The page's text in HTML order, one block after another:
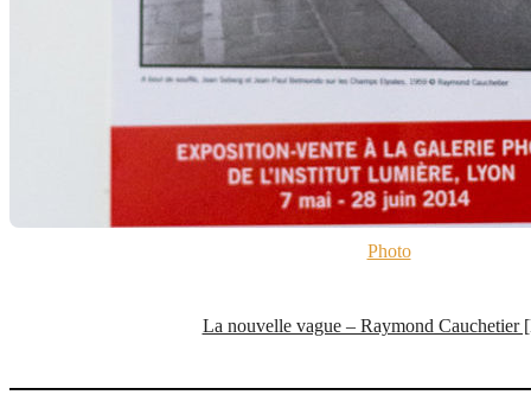
Photo
La nouvelle vague – Raymond Cauchetier